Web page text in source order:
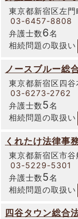
東京都新宿区左
03-6457-8808
弁護士数6名
相続問題の取扱い
ノースブルー総
東京都新宿区四
03-6273-2762
弁護士数5名
相続問題の取扱い
くれたけ法律事
東京都新宿区市
03-5229-5301
弁護士数5名
相続問題の取扱い
四谷タウン総合